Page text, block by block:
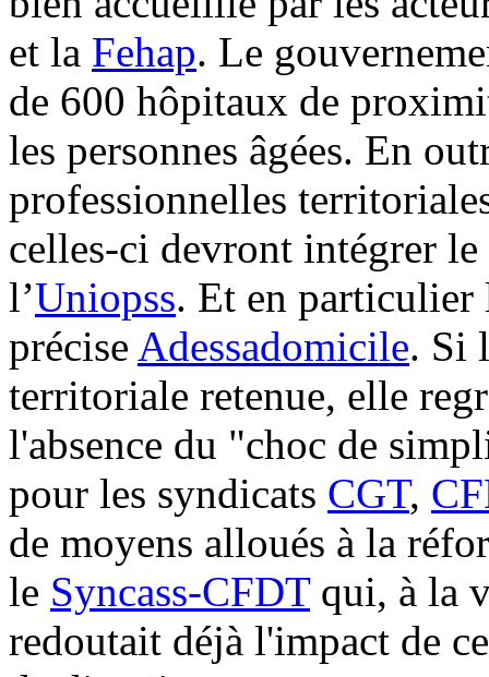
et la Fehap. Le
de 600 hôpitaux de
les personnes âgées. En
professionnelles
celles-ci devront intégrer
l’Uniopss. Et en particulier
précise Adessadomicile. Si
territoriale retenue, elle
l'absence du "choc de
pour les syndicats CGT,
de moyens alloués à la
le Syncass-CFDTqui, à la
redoutait déjà l'impact de